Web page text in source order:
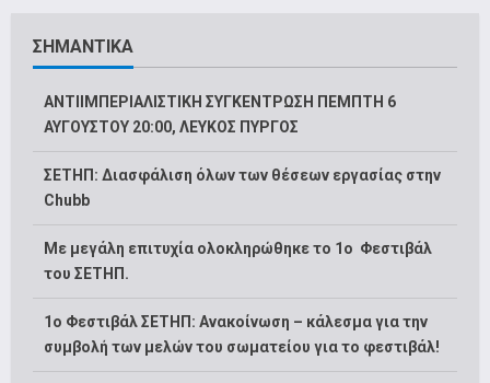
ΣΗΜΑΝΤΙΚΑ
ΑΝΤΙΙΜΠΕΡΙΑΛΙΣΤΙΚΗ ΣΥΓΚΕΝΤΡΩΣΗ ΠΕΜΠΤΗ 6
ΑΥΓΟΥΣΤΟΥ 20:00, ΛΕΥΚΟΣ ΠΥΡΓΟΣ
ΣΕΤΗΠ: Διασφάλιση όλων των θέσεων εργασίας στην
Chubb
Με μεγάλη επιτυχία ολοκληρώθηκε το 1ο Φεστιβάλ
του ΣΕΤΗΠ.
1o Φεστιβάλ ΣΕΤΗΠ: Ανακοίνωση – κάλεσμα για την
συμβολή των μελών του σωματείου για το φεστιβάλ!